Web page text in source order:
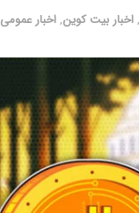
,اخبار بیت کوین,اخبار عمومی